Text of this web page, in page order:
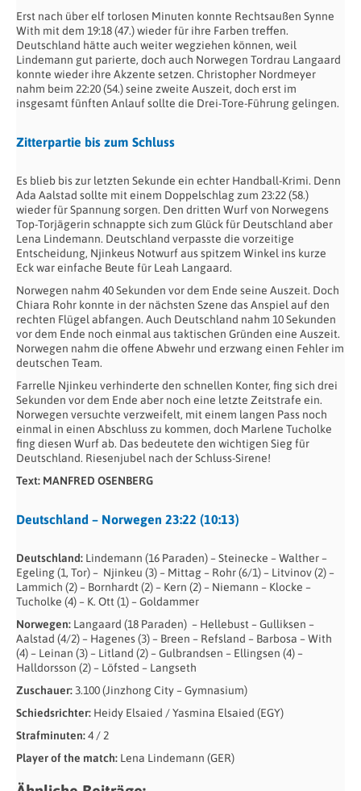
Erst nach über elf torlosen Minuten konnte Rechtsaußen Synne
With mit dem 19:18 (47.) wieder für ihre Farben treffen.
Deutschland hätte auch weiter wegziehen können, weil
Lindemann gut parierte, doch auch Norwegen Tordrau Langaard
konnte wieder ihre Akzente setzen. Christopher Nordmeyer
nahm beim 22:20 (54.) seine zweite Auszeit, doch erst im
insgesamt fünften Anlauf sollte die Drei-Tore-Führung gelingen.
Zitterpartie bis zum Schluss
Es blieb bis zur letzten Sekunde ein echter Handball-Krimi. Denn
Ada Aalstad sollte mit einem Doppelschlag zum 23:22 (58.)
wieder für Spannung sorgen. Den dritten Wurf von Norwegens
Top-Torjägerin schnappte sich zum Glück für Deutschland aber
Lena Lindemann. Deutschland verpasste die vorzeitige
Entscheidung, Njinkeus Notwurf aus spitzem Winkel ins kurze
Eck war einfache Beute für Leah Langaard.
Norwegen nahm 40 Sekunden vor dem Ende seine Auszeit. Doch
Chiara Rohr konnte in der nächsten Szene das Anspiel auf den
rechten Flügel abfangen. Auch Deutschland nahm 10 Sekunden
vor dem Ende noch einmal aus taktischen Gründen eine Auszeit.
Norwegen nahm die offene Abwehr und erzwang einen Fehler im
deutschen Team.
Farrelle Njinkeu verhinderte den schnellen Konter, fing sich drei
Sekunden vor dem Ende aber noch eine letzte Zeitstrafe ein.
Norwegen versuchte verzweifelt, mit einem langen Pass noch
einmal in einen Abschluss zu kommen, doch Marlene Tucholke
fing diesen Wurf ab. Das bedeutete den wichtigen Sieg für
Deutschland. Riesenjubel nach der Schluss-Sirene!
Text: MANFRED OSENBERG
Deutschland – Norwegen 23:22 (10:13)
Deutschland: Lindemann (16 Paraden) – Steinecke – Walther –
Egeling (1, Tor) – Njinkeu (3) – Mittag – Rohr (6/1) – Litvinov (2) –
Lammich (2) – Bornhardt (2) – Kern (2) – Niemann – Klocke –
Tucholke (4) – K. Ott (1) – Goldammer
Norwegen: Langaard (18 Paraden) – Hellebust – Gulliksen –
Aalstad (4/2) – Hagenes (3) – Breen – Refsland – Barbosa – With
(4) – Leinan (3) – Litland (2) – Gulbrandsen – Ellingsen (4) –
Halldorsson (2) – Löfsted – Langseth
Zuschauer: 3.100 (Jinzhong City – Gymnasium)
Schiedsrichter: Heidy Elsaied / Yasmina Elsaied (EGY)
Strafminuten:4 / 2
Player of the match: Lena Lindemann (GER)